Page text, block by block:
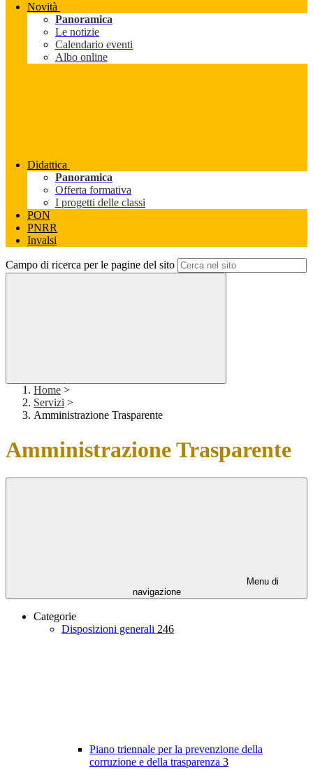
Novità
Panoramica
Le notizie
Calendario eventi
Albo online
Didattica
Panoramica
Offerta formativa
I progetti delle classi
PON
PNRR
Invalsi
Campo di ricerca per le pagine del sito
Home >
Servizi >
Amministrazione Trasparente
Amministrazione Trasparente
Menu di
navigazione
Categorie
Disposizioni generali 246
Piano triennale per la prevenzione della
corruzione e della trasparenza 3